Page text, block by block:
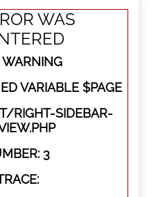
WAS
WARNING
VARIABLE $PAGE
RIGHT-SIDEBAR-
3